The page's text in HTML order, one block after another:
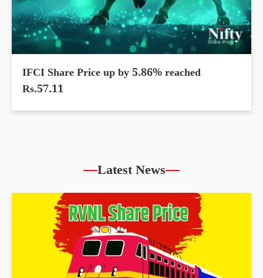
IFCI Share Price up by 5.86% reached
Rs.57.11
Latest News